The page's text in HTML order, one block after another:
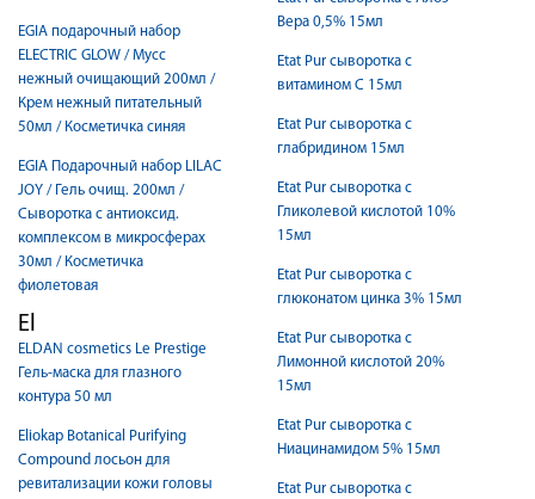
EGIA подарочный набор
ELECTRIC GLOW / Мусс
нежный очищающий 200мл /
Крем нежный питательный
50мл / Косметичка синяя
EGIA Подарочный набор LILAC
JOY / Гель очищ. 200мл /
Сыворотка с антиоксид.
комплексом в микросферах
30мл / Косметичка
фиолетовая
El
ELDAN cosmetics Le Prestige
Гель-маска для глазного
контура 50 мл
Eliokap Botanical Purifying
Compound лосьон для
ревитализации кожи головы
Вера 0,5% 15мл
Etat Pur сыворотка с
витамином С 15мл
Etat Pur сыворотка с
глабридином 15мл
Etat Pur сыворотка с
Гликолевой кислотой 10%
15мл
Etat Pur сыворотка с
глюконатом цинка 3% 15мл
Etat Pur сыворотка с
Лимонной кислотой 20%
15мл
Etat Pur сыворотка с
Ниацинамидом 5% 15мл
Etat Pur сыворотка с